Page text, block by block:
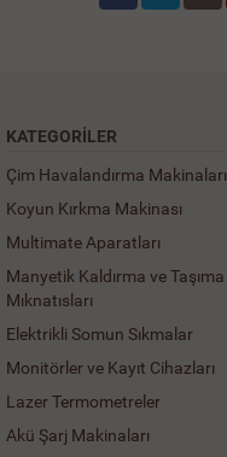
KATEGORILER
Çim Havalandırma Makinaları
Koyun Kırkma Makinası
Multimate Aparatları
Manyetik Kaldırma ve Taşıma
Mıknatısları
Elektrikli Somun Sıkmalar
Monitörler ve Kayıt Cihazları
Lazer Termometreler
Akü Şarj Makinaları